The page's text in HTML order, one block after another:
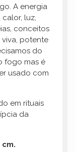
A energia
luz,
conceitos
viva, potente
do
fogo mas é
usado com
em rituais
da
cm.